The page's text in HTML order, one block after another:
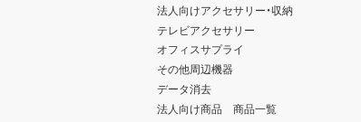
法人向けアクセサリー・収納
テレビアクセサリー
オフィスサプライ
その他周辺機器
データ消去
法人向け商品 商品一覧